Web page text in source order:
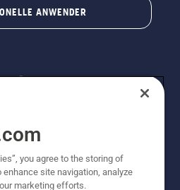
ANWENDER
Alle Rechte vorbehalten. Die
Preisempfehlungen
you agree to the storing of
site navigation, analyze
marketing efforts.